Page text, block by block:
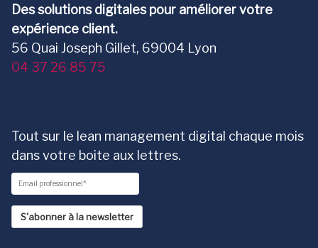
Des solutions digitales pour améliorer votre
expérience client.
56 Quai Joseph Gillet, 69004 Lyon
04 37 26 85 75
Tout sur le lean management digital chaque mois
dans votre boite aux lettres.
S'abonner à la newsletter